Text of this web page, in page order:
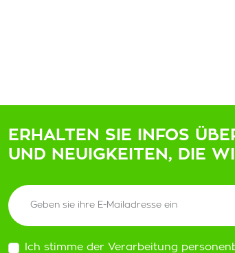
ERHALTEN SIE INFOS
UND NEUIGKEITEN, DIE
Ich stimme der Verarbeitung